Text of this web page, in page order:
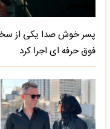
پسر خوش صدا یکی از
فوق حرفه ای اجرا کرد